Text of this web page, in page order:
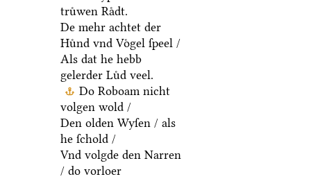
truͤwen Raͤdt.
De mehr achtet der
Huͤnd vnd Voͤgel ſpeel /
Als dat he hebb
gelerder Luͤd veel.
Do Roboam nicht
volgen wold /
Den olden Wyſen / als
he ſchold /
Vnd volgde den Narren
/ do vorloer